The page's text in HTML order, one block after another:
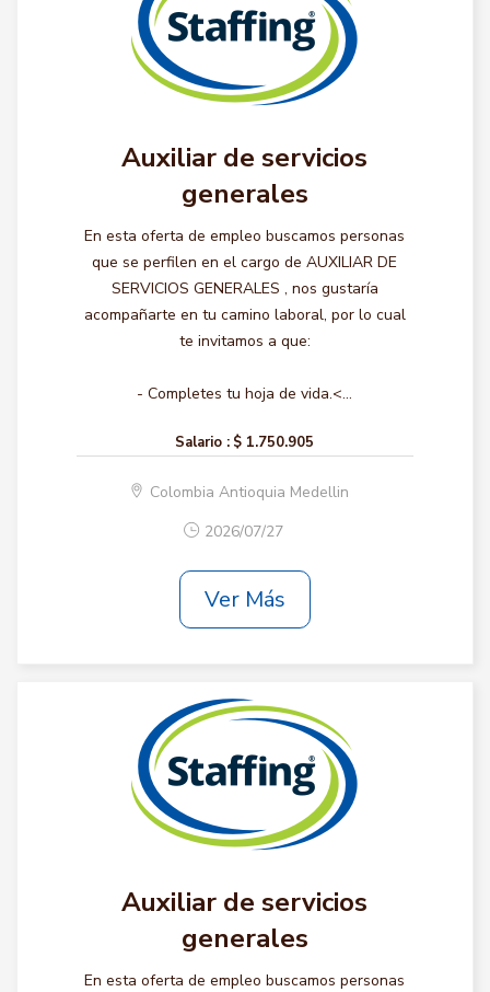
Auxiliar de servicios
generales
En esta oferta de empleo buscamos personas
que se perfilen en el cargo de AUXILIAR DE
SERVICIOS GENERALES , nos gustaría
acompañarte en tu camino laboral, por lo cual
te invitamos a que:
- Completes tu hoja de vida.<...
Salario : $ 1.750.905
Colombia Antioquia Medellin
2026/07/27
Ver Más
Auxiliar de servicios
generales
En esta oferta de empleo buscamos personas